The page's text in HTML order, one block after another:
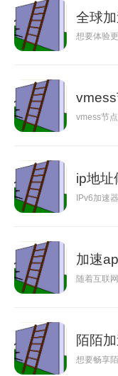
全球
想要体验
vmess节
ip地址
IPv6加速
加速
随着互联
陌陌
想要畅享